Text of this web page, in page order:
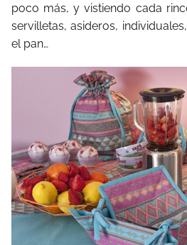
poco más, y vistiendo cada
servilletas, asideros,
el pan…